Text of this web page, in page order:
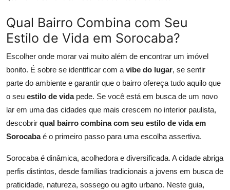
Qual Bairro Combina com Seu
Estilo de Vida em Sorocaba?
Escolher onde morar vai muito além de encontrar um imóvel
bonito. É sobre se identificar com a vibe do lugar, se sentir
parte do ambiente e garantir que o bairro ofereça tudo aquilo que
o seu estilo de vidapede. Se você está em busca de um novo
lar em uma das cidades que mais crescem no interior paulista,
descobrir qual bairro combina com seu estilo de vida em
Sorocabaé o primeiro passo para uma escolha assertiva.
Sorocaba é dinâmica, acolhedora e diversificada. A cidade abriga
perfis distintos, desde famílias tradicionais a jovens em busca de
praticidade, natureza, sossego ou agito urbano. Neste guia,